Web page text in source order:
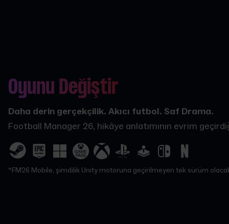
Oyunu Değiştir
Daha derin gerçekçilik. Akıcı futbol. Saf Drama.
Football Manager 26, hikâye anlatımının evrim
*FM26 Mobile, şimdilik Unity motoruna geçirilmeyen tek sürüm